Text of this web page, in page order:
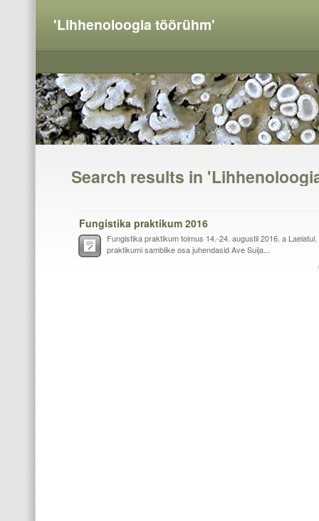
'Lihhenoloogia töörühm'
Search results in
Fungistika praktikum 2016
Fungistika praktikum toimus 14.-24. augustil 2016. a
praktikumi samblike osa juhendasid Ave Suija...